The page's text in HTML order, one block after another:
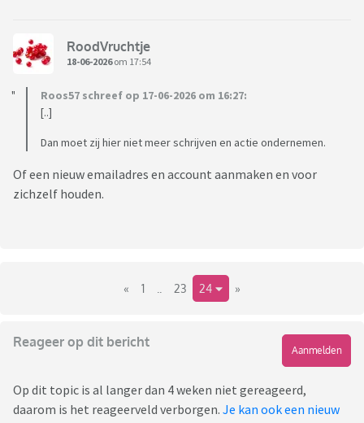
RoodVruchtje
18-06-2026om 17:54
Roos57 schreef op 17-06-2026 om 16:27:
[..]
Dan moet zij hier niet meer schrijven en actie ondernemen.
Of een nieuw emailadres en account aanmaken en voor
zichzelf houden.
« 1 23 24 »
Reageer op dit bericht
Aanmelden
Op dit topic is al langer dan 4 weken niet gereageerd,
daarom is het reageerveld verborgen. Je kan ook een nieuw